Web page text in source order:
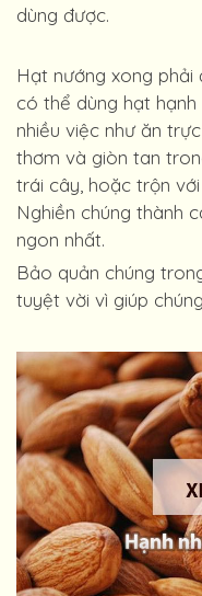
dùng được.
Hạt nướng xong phải
có thể dùng hạt
nhiều việc như ăn
thơm và giòn tan
trái cây, hoặc trộn
Nghiền chúng thành
ngon nhất.
Bảo quản chúng
tuyệt vời vì giúp